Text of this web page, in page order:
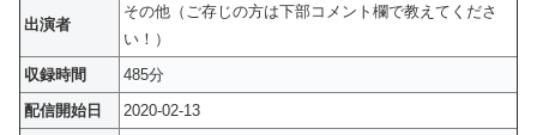
出演者
その他（ご存じの方は下部コメント欄で教えてくださ
い！）
収録時間
485分
配信開始日
2020-02-13